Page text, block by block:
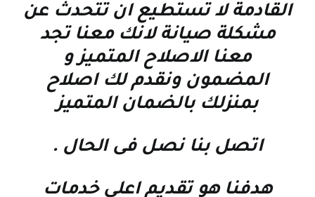
القادمة لا تستطيع ان تتحدث عن
مشكلة صيانة لانك معنا تجد
معنا الاصلاح المتميز و
المضمون ونقدم لك اصلاح
بمنزلك بالضمان المتميز
اتصل بنا نصل فى الحال .
هدفنا هو تقديم اعلى خدمات